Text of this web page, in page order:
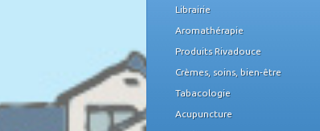
Librairie
Aromathérapie
Produits Rivadouce
Crèmes, soins, bien-être
Tabacologie
Acupuncture